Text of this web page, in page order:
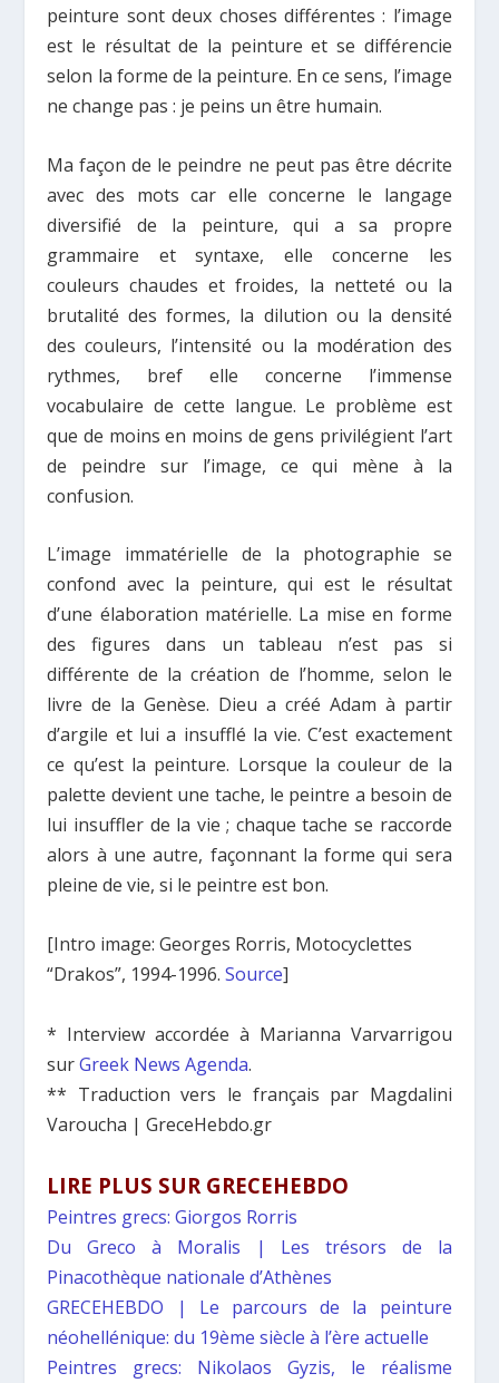
peinture sont deux choses différentes : l’image
est le résultat de la peinture et se différencie
selon la forme de la peinture. En ce sens, l’image
ne change pas : je peins un être humain.
Ma façon de le peindre ne peut pas être décrite
avec des mots car elle concerne le langage
diversifié de la peinture, qui a sa propre
grammaire et syntaxe, elle concerne les
couleurs chaudes et froides, la netteté ou la
brutalité des formes, la dilution ou la densité
des couleurs, l’intensité ou la modération des
rythmes, bref elle concerne l’immense
vocabulaire de cette langue. Le problème est
que de moins en moins de gens privilégient l’art
de peindre sur l’image, ce qui mène à la
confusion.
L’image immatérielle de la photographie se
confond avec la peinture, qui est le résultat
d’une élaboration matérielle. La mise en forme
des figures dans un tableau n’est pas si
différente de la création de l’homme, selon le
livre de la Genèse. Dieu a créé Adam à partir
d’argile et lui a insufflé la vie. C’est exactement
ce qu’est la peinture. Lorsque la couleur de la
palette devient une tache, le peintre a besoin de
lui insuffler de la vie ; chaque tache se raccorde
alors à une autre, façonnant la forme qui sera
pleine de vie, si le peintre est bon.
[Intro image: Georges Rorris, Motocyclettes
“Drakos”, 1994-1996.Source]
* Interview accordée à Marianna Varvarrigou
surGreek News Agenda.
** Traduction vers le français par Magdalini
Varoucha | GreceHebdo.gr
LIRE PLUS SUR GRECEHEBDO
Peintres grecs: Giorgos Rorris
Du Greco à Moralis | Les trésors de la
Pinacothèque nationale d’Athènes
GRECEHEBDO | Le parcours de la peinture
néohellénique: du 19ème siècle à l’ère actuelle
Peintres grecs: Nikolaos Gyzis, le réalisme